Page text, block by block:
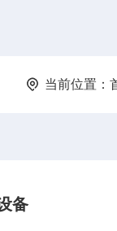
当前位置：
备